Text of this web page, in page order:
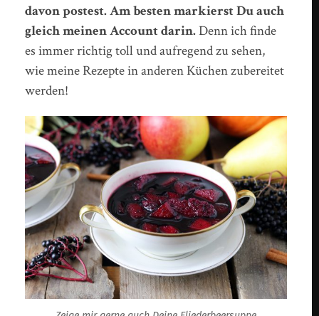
davon postest. Am besten markierst Du auch
gleich meinen Account darin.Denn ich finde
es immer richtig toll und aufregend zu sehen,
wie meine Rezepte in anderen Küchen zubereitet
werden!